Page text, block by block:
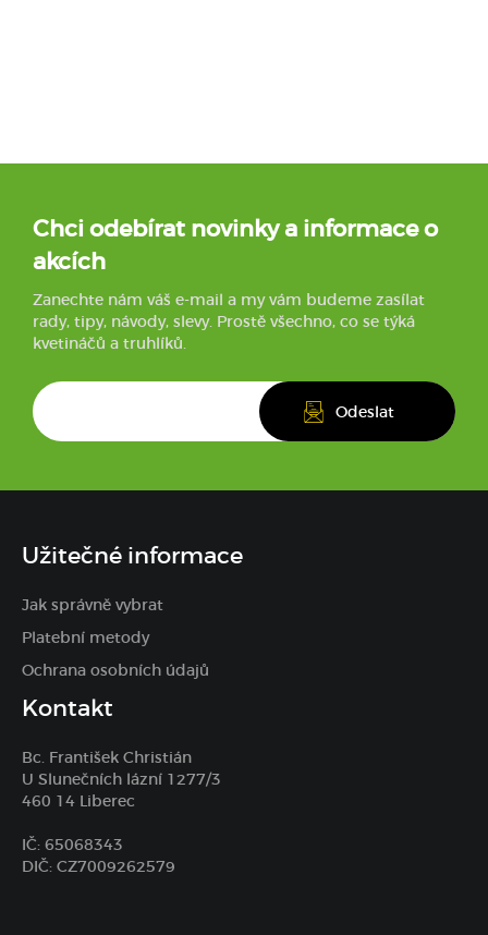
Chci odebírat novinky a informace o
akcích
Zanechte nám váš e-mail a my vám budeme zasílat
rady, tipy, návody, slevy. Prostě všechno, co se týká
kvetináčů a truhlíků.
Užitečné informace
Jak správně vybrat
Platební metody
Ochrana osobních údajů
Kontakt
Bc. František Christián
U Slunečních lázní 1277/3
460 14 Liberec
IČ: 65068343
DIČ: CZ7009262579